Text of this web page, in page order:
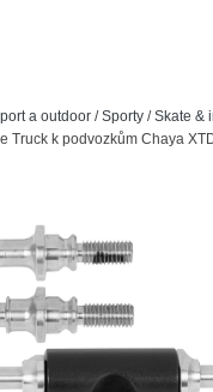
a outdoor /Sporty /Skate &
Truck k podvozkům Chaya